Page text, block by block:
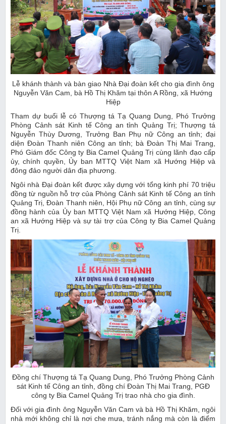
Lễ khánh thành và bàn giao Nhà Đại đoàn kết cho gia đình ông
Nguyễn Văn Cam, bà Hồ Thị Khăm tại thôn A Rồng, xã Hướng
Hiệp
Tham dự buổi lễ có Thượng tá Tạ Quang Dung, Phó Trưởng
Phòng Cảnh sát Kinh tế Công an tỉnh Quảng Trị; Thượng tá
Nguyễn Thùy Dương, Trưởng Ban Phụ nữ Công an tỉnh; đại
diện Đoàn Thanh niên Công an tỉnh; bà Đoàn Thị Mai Trang,
Phó Giám đốc Công ty Bia Camel Quảng Trị cùng lãnh đạo cấp
ủy, chính quyền, Ủy ban MTTQ Việt Nam xã Hướng Hiệp và
đông đảo người dân địa phương.
Ngôi nhà Đại đoàn kết được xây dựng với tổng kinh phí 70 triệu
đồng từ nguồn hỗ trợ của Phòng Cảnh sát Kinh tế Công an tỉnh
Quảng Trị, Đoàn Thanh niên, Hội Phụ nữ Công an tỉnh, cùng sự
đồng hành của Ủy ban MTTQ Việt Nam xã Hướng Hiệp, Công
an xã Hướng Hiệp và sự tài trợ của Công ty Bia Camel Quảng
Trị.
Đồng chí Thượng tá Tạ Quang Dung, Phó Trưởng Phòng Cảnh
sát Kinh tế Công an tỉnh, đồng chí Đoàn Thị Mai Trang, PGĐ
công ty Bia Camel Quảng Trị trao nhà cho gia đình.
Đối với gia đình ông Nguyễn Văn Cam và bà Hồ Thị Khăm, ngôi
nhà mới không chỉ là nơi che mưa, tránh nắng mà còn là điểm